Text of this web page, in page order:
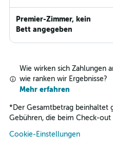
Premier-Zimmer, kein
Bett angegeben
Wie wirken sich Zahlungen
wie ranken wir Ergebnisse?
Mehr erfahren
* Der Gesamtbetrag beinhaltet
Gebühren, die beim Check-out
Cookie-Einstellungen